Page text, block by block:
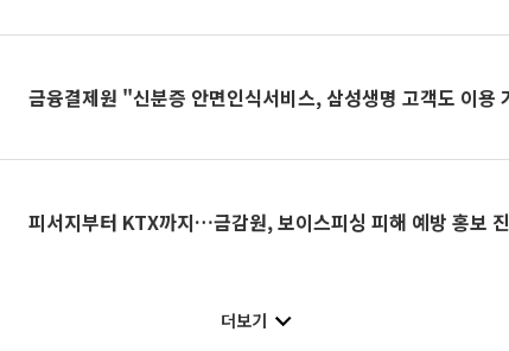
금융결제원 "신분증 안면인식서비스, 삼성생명 고객도 이용
피서지부터 KTX까지…금감원, 보이스피싱 피해 예방 홍보
더보기